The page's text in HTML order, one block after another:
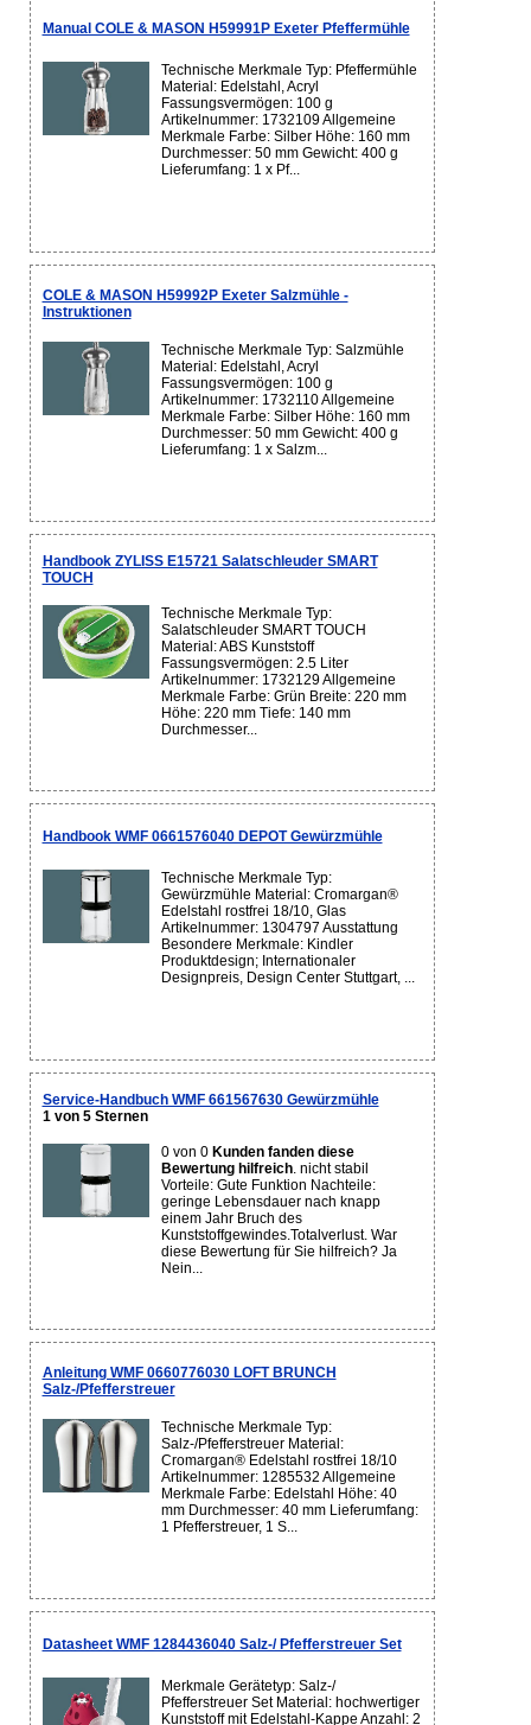
Manual COLE & MASON H59991P Exeter Pfeffermühle
Technische Merkmale Typ: Pfeffermühle
Material: Edelstahl, Acryl
Fassungsvermögen: 100 g
Artikelnummer: 1732109 Allgemeine
Merkmale Farbe: Silber Höhe: 160 mm
Durchmesser: 50 mm Gewicht: 400 g
Lieferumfang: 1 x Pf...
COLE & MASON H59992P Exeter Salzmühle -
Instruktionen
Technische Merkmale Typ: Salzmühle
Material: Edelstahl, Acryl
Fassungsvermögen: 100 g
Artikelnummer: 1732110 Allgemeine
Merkmale Farbe: Silber Höhe: 160 mm
Durchmesser: 50 mm Gewicht: 400 g
Lieferumfang: 1 x Salzm...
Handbook ZYLISS E15721 Salatschleuder SMART
TOUCH
Technische Merkmale Typ:
Salatschleuder SMART TOUCH
Material: ABS Kunststoff
Fassungsvermögen: 2.5 Liter
Artikelnummer: 1732129 Allgemeine
Merkmale Farbe: Grün Breite: 220 mm
Höhe: 220 mm Tiefe: 140 mm
Durchmesser...
Handbook WMF 0661576040 DEPOT Gewürzmühle
Technische Merkmale Typ:
Gewürzmühle Material: Cromargan®
Edelstahl rostfrei 18/10, Glas
Artikelnummer: 1304797 Ausstattung
Besondere Merkmale: Kindler
Produktdesign; Internationaler
Designpreis, Design Center Stuttgart, ...
Service-Handbuch WMF 661567630 Gewürzmühle
1 von 5 Sternen
0 von 0 Kunden fanden diese
Bewertung hilfreich. nicht stabil
Vorteile: Gute Funktion Nachteile:
geringe Lebensdauer nach knapp
einem Jahr Bruch des
Kunststoffgewindes.Totalverlust. War
diese Bewertung für Sie hilfreich? Ja
Nein...
Anleitung WMF 0660776030 LOFT BRUNCH
Salz-/Pfefferstreuer
Technische Merkmale Typ:
Salz-/Pfefferstreuer Material:
Cromargan® Edelstahl rostfrei 18/10
Artikelnummer: 1285532 Allgemeine
Merkmale Farbe: Edelstahl Höhe: 40
mm Durchmesser: 40 mm Lieferumfang:
1 Pfefferstreuer, 1 S...
Datasheet WMF 1284436040 Salz-/ Pfefferstreuer Set
Merkmale Gerätetyp: Salz-/
Pfefferstreuer Set Material: hochwertiger
Kunststoff mit Edelstahl-Kappe Anzahl: 2